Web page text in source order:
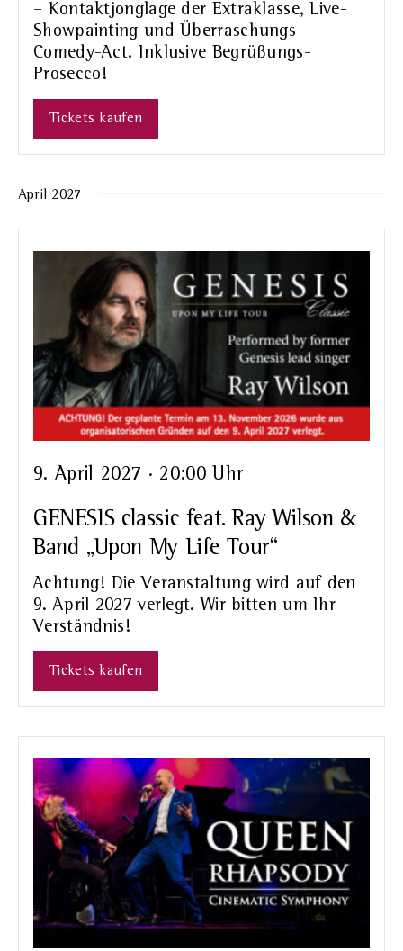
– Kontaktjonglage der Extraklasse, Live-
Showpainting und Überraschungs-
Comedy-Act. Inklusive Begrüßungs-
Prosecco!
Tickets kaufen
April 2027
GENESIS classic feat. Ray Wilson &
Band „Upon My Life Tour“
9. April 2027 · 20:00 Uhr
Achtung! Die Veranstaltung wird auf den
9. April 2027 verlegt. Wir bitten um Ihr
Verständnis!
Tickets kaufen